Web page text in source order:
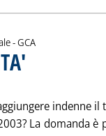
-di:
GCA
indenne
La domanda